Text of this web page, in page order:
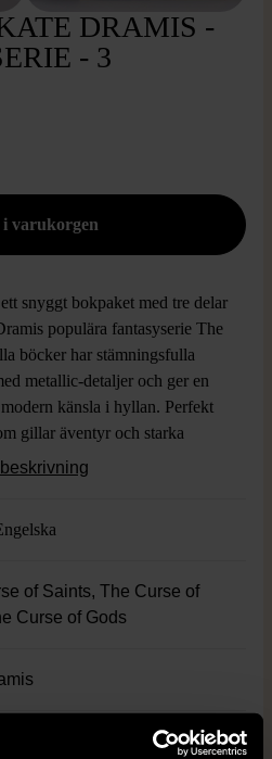
DRAMIS -
- 3
snyggt bokpaket med tre delar
populära fantasyserie The
böcker har stämningsfulla
metallic-detaljer och ger en
känsla i hyllan. Perfekt
gillar äventyr och starka
på engelska, där både
några riktiga page-turners
of Saints, The Curse of
Curse of Gods
95606-2, 978-1-405-